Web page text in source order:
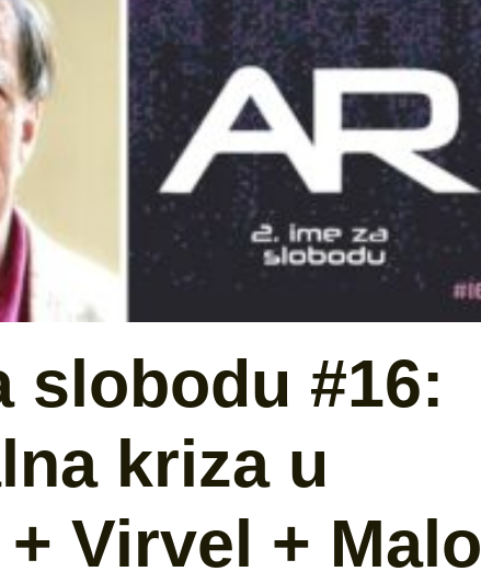
slobodu #16:
kriza u
Virvel + Malo